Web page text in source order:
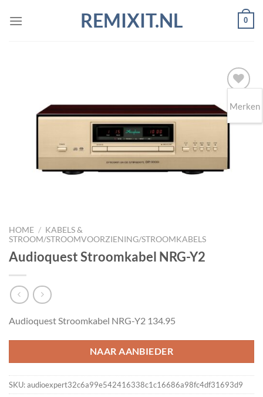
naar
REMIXIT.NL 0
Toevoegen
wenslijst
HOME / KABELS &
STROOM/STROOMVOORZIENING/STROOMKABELS
Audioquest Stroomkabel NRG-Y2
Audioquest Stroomkabel NRG-Y2 134.95
NAAR AANBIEDER
SKU:audioexpert32c6a99e542416338c1c16686a98fc4df31693d9
Merken